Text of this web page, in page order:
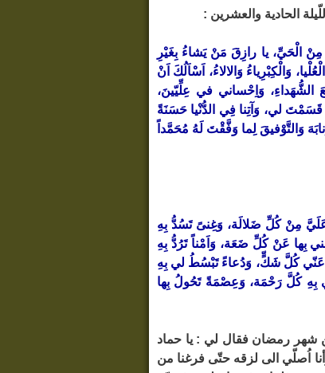
الحادية والعشرين :
الْحَيِّ، يا رازِقَ مَنْ يَشاءُ بِغَيْرِ
وَالْكِبْرِياءُ وَالالاءُ، اَسْاَلُكَ اَنْ
وَاِحْساني في عِلِّيّينَ،
لي، وَآتِنا فِي الدُّنْيا حَسَنَةً
وَالتَّوْفيقَ لِما وَفَّقْتَ لَهُ مُحَمَّداً
مِنْ كُلِّ ضَلالَة، وَغِنىً تَسُدُّ بِهِ
بِها عَنْ كُلِّ ضَعَة، وَاَمْناً تَرُدُّ بِهِ
عَنّي كُلَّ شَكٍّ، وَدُعاءً تَبْسُطُ لي بِهِ
بِهِ كُلَّ رَحْمَة، وَعِصْمَةً تَحُولُ بِها
شهر رمضان فقال لي : يا حماد
اُصلّي الى لزقه حتّى فرغنا من